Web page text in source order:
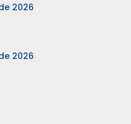
2026
2026